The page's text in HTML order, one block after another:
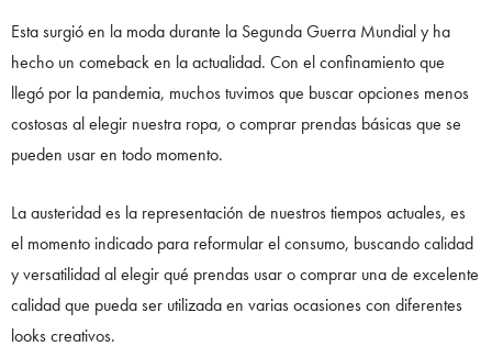
Esta surgió en la moda durante la Segunda Guerra Mundial y ha
hecho un comeback en la actualidad. Con el confinamiento que
llegó por la pandemia, muchos tuvimos que buscar opciones menos
costosas al elegir nuestra ropa, o comprar prendas básicas que se
pueden usar en todo momento.
La austeridad es la representación de nuestros tiempos actuales, es
el momento indicado para reformular el consumo, buscando calidad
y versatilidad al elegir qué prendas usar o comprar una de excelente
calidad que pueda ser utilizada en varias ocasiones con diferentes
looks creativos.